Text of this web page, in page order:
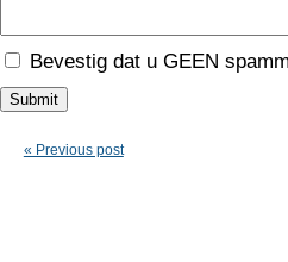
Bevestig dat u GEEN
« Previous post